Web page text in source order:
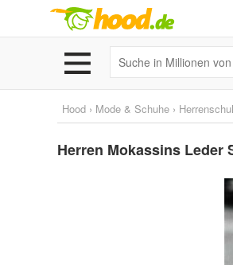
Hood › Mode & Schuhe ›
Herren Mokassins Leder